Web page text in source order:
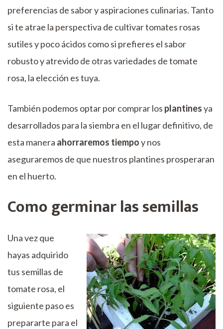
preferencias de sabor y aspiraciones culinarias. Tanto
si te atrae la perspectiva de cultivar tomates rosas
sutiles y poco ácidos como si prefieres el sabor
robusto y atrevido de otras variedades de tomate
rosa, la elección es tuya.
También podemos optar por comprar los plantinesya
desarrollados para la siembra en el lugar definitivo, de
esta manera ahorraremos tiempoy nos
aseguraremos de que nuestros plantines prosperaran
en el huerto.
Como germinar las semillas
Una vez que
hayas adquirido
tus semillas de
tomate rosa, el
siguiente paso es
prepararte para el